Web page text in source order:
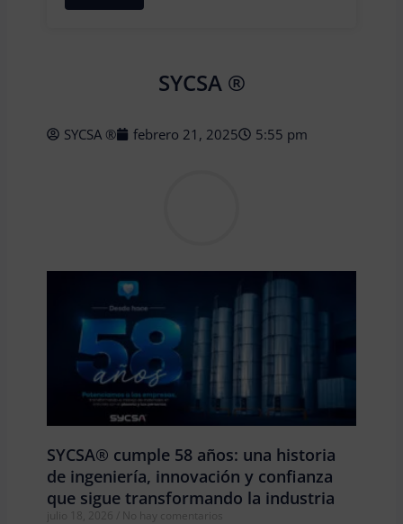
SYCSA ®
SYCSA ® febrero 21, 2025 5:55 pm
SYCSA® cumple 58 años: una historia
de ingeniería, innovación y confianza
que sigue transformando la industria
julio 18, 2026 No hay comentarios